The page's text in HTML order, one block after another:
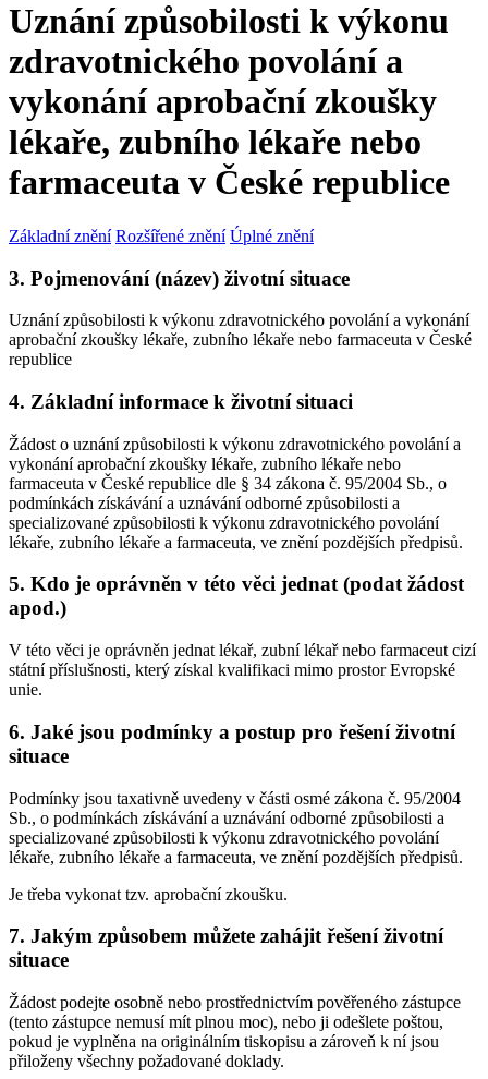
Uznání způsobilosti k výkonu
zdravotnického povolání a
vykonání aprobační zkoušky
lékaře, zubního lékaře nebo
farmaceuta v České republice
Základní znění Rozšířené znění Úplné znění
3. Pojmenování (název) životní situace
Uznání způsobilosti k výkonu zdravotnického povolání a vykonání
aprobační zkoušky lékaře, zubního lékaře nebo farmaceuta v České
republice
4. Základní informace k životní situaci
Žádost o uznání způsobilosti k výkonu zdravotnického povolání a
vykonání aprobační zkoušky lékaře, zubního lékaře nebo
farmaceuta v České republice dle § 34 zákona č. 95/2004 Sb., o
podmínkách získávání a uznávání odborné způsobilosti a
specializované způsobilosti k výkonu zdravotnického povolání
lékaře, zubního lékaře a farmaceuta, ve znění pozdějších předpisů.
5. Kdo je oprávněn v této věci jednat (podat žádost
apod.)
V této věci je oprávněn jednat lékař, zubní lékař nebo farmaceut cizí
státní příslušnosti, který získal kvalifikaci mimo prostor Evropské
unie.
6. Jaké jsou podmínky a postup pro řešení životní
situace
Podmínky jsou taxativně uvedeny v části osmé zákona č. 95/2004
Sb., o podmínkách získávání a uznávání odborné způsobilosti a
specializované způsobilosti k výkonu zdravotnického povolání
lékaře, zubního lékaře a farmaceuta, ve znění pozdějších předpisů.
Je třeba vykonat tzv. aprobační zkoušku.
7. Jakým způsobem můžete zahájit řešení životní
situace
Žádost podejte osobně nebo prostřednictvím pověřeného zástupce
(tento zástupce nemusí mít plnou moc), nebo ji odešlete poštou,
pokud je vyplněna na originálním tiskopisu a zároveň k ní jsou
přiloženy všechny požadované doklady.